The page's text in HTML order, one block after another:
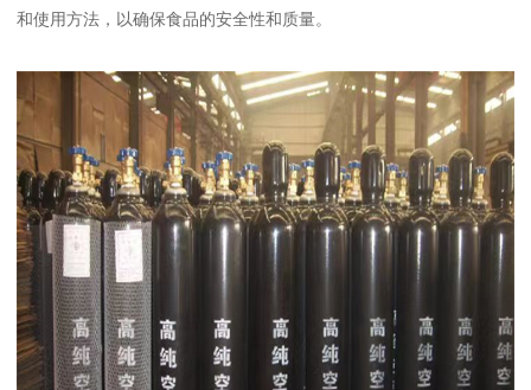
和使用方法，以确保食品的安全性和质量。